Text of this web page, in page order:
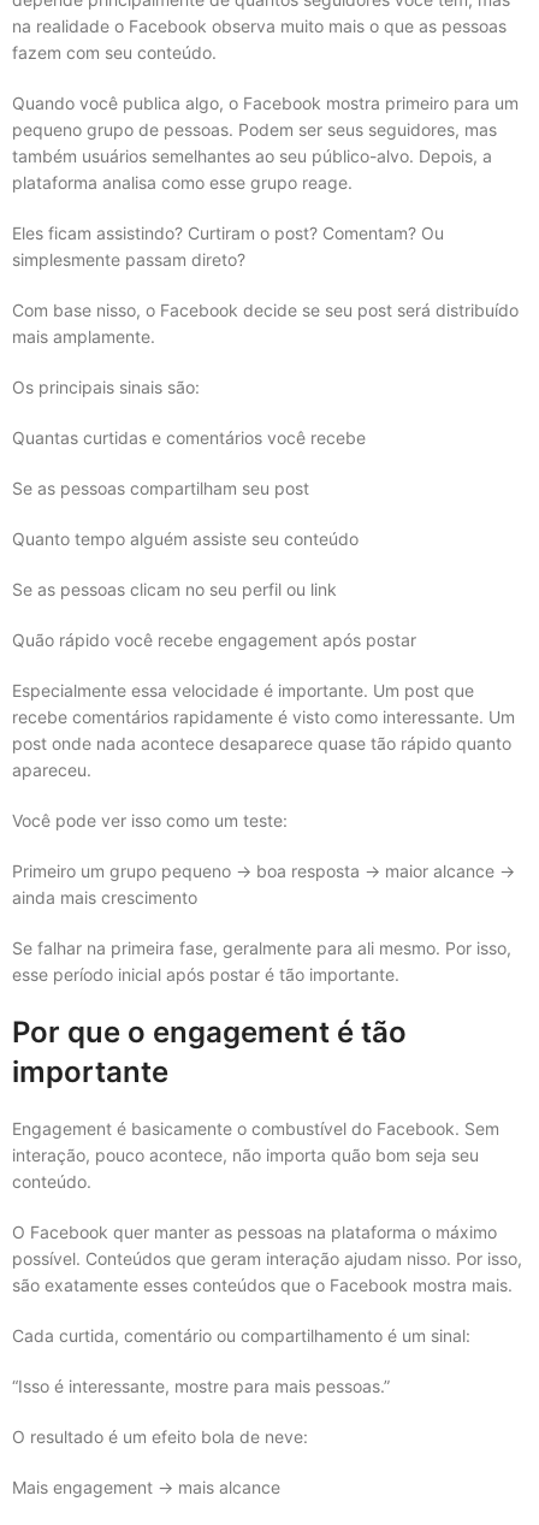
na realidade o Facebook observa muito mais o que as pessoas
fazem com seu conteúdo.
Quando você publica algo, o Facebook mostra primeiro para um
pequeno grupo de pessoas. Podem ser seus seguidores, mas
também usuários semelhantes ao seu público-alvo. Depois, a
plataforma analisa como esse grupo reage.
Eles ficam assistindo? Curtiram o post? Comentam? Ou
simplesmente passam direto?
Com base nisso, o Facebook decide se seu post será distribuído
mais amplamente.
Os principais sinais são:
Quantas curtidas e comentários você recebe
Se as pessoas compartilham seu post
Quanto tempo alguém assiste seu conteúdo
Se as pessoas clicam no seu perfil ou link
Quão rápido você recebe engagement após postar
Especialmente essa velocidade é importante. Um post que
recebe comentários rapidamente é visto como interessante. Um
post onde nada acontece desaparece quase tão rápido quanto
apareceu.
Você pode ver isso como um teste:
Primeiro um grupo pequeno → boa resposta → maior alcance →
ainda mais crescimento
Se falhar na primeira fase, geralmente para ali mesmo. Por isso,
esse período inicial após postar é tão importante.
Por que o engagement é tão
importante
Engagement é basicamente o combustível do Facebook. Sem
interação, pouco acontece, não importa quão bom seja seu
conteúdo.
O Facebook quer manter as pessoas na plataforma o máximo
possível. Conteúdos que geram interação ajudam nisso. Por isso,
são exatamente esses conteúdos que o Facebook mostra mais.
Cada curtida, comentário ou compartilhamento é um sinal:
“Isso é interessante, mostre para mais pessoas.”
O resultado é um efeito bola de neve:
Mais engagement → mais alcance